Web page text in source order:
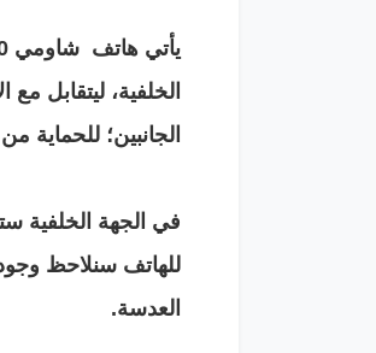
الجانبين؛
في الجهة الخلفية
للهاتف سنلاحظ
العدسة.